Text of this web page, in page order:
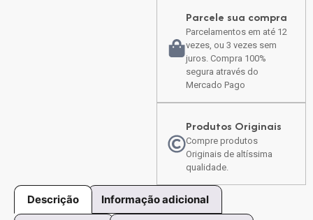
Parcele sua compra
Parcelamentos em até 12
vezes, ou 3 vezes sem
juros. Compra 100%
segura através do
Mercado Pago
Produtos Originais
Compre produtos
Originais de altíssima
qualidade.
Descrição Informação adicional